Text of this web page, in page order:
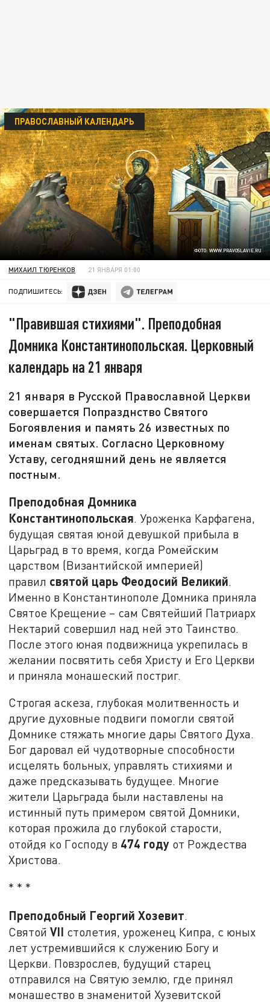
ФОТО: WWW.PRAVOSLAVIE.RU
ПРАВОСЛАВНЫЙ КАЛЕНДАРЬ
МИХАИЛ ТЮРЕНКОВ 21 ЯНВАРЯ 01:00
ПОДПИШИТЕСЬ:
"Правившая стихиями". Преподобная
Домника Константинопольская. Церковный
календарь на 21 января
21 января в Русской Православной Церкви
совершается Попразднство Святого
Богоявления и память 26 известных по
именам святых. Согласно Церковному
Уставу, сегодняшний день не является
постным.
Преподобная Домника
Константинопольская. Уроженка Карфагена,
будущая святая юной девушкой прибыла в
Царьград в то время, когда Ромейским
царством (Византийской империей)
правил святой царь Феодосий Великий.
Именно в Константинополе Домника приняла
Святое Крещение – сам Святейший Патриарх
Нектарий совершил над ней это Таинство.
После этого юная подвижница укрепилась в
желании посвятить себя Христу и Его Церкви
и приняла монашеский постриг.
Строгая аскеза, глубокая молитвенность и
другие духовные подвиги помогли святой
Домнике стяжать многие дары Святого Духа.
Бог даровал ей чудотворные способности
исцелять больных, управлять стихиями и
даже предсказывать будущее. Многие
жители Царьграда были наставлены на
истинный путь примером святой Домники,
которая прожила до глубокой старости,
отойдя ко Господу в 474 году от Рождества
Христова.
* * *
Преподобный Георгий Хозевит.
СвятойVII столетия, уроженец Кипра, с юных
лет устремившийся к служению Богу и
Церкви. Повзрослев, будущий старец
отправился на Святую землю, где принял
монашество в знаменитой Хузевитской